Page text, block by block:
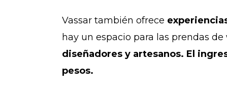
Vassar también ofrece
hay un espacio para las prendas
diseñadores y artesanos. El
pesos.